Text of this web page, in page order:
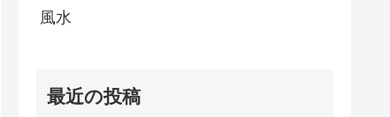
風水
最近の投稿